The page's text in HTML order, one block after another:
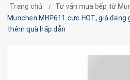
Trang chủ
Tư vấn mua bếp từ
Munchen MHP611 cực HOT, giá
thêm quà hấp dẫn